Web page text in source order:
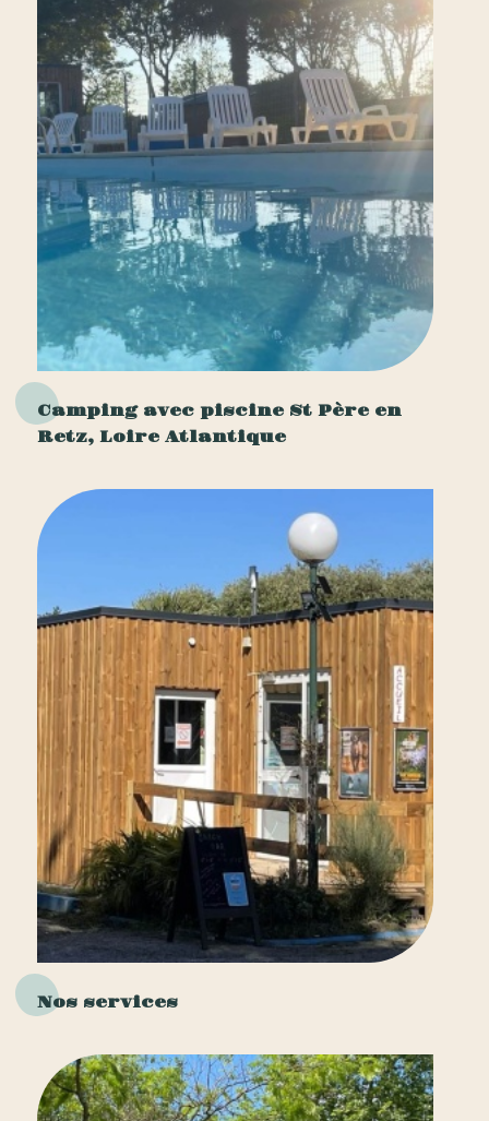
Camping avec piscine St Père en
Retz, Loire Atlantique
Nos services